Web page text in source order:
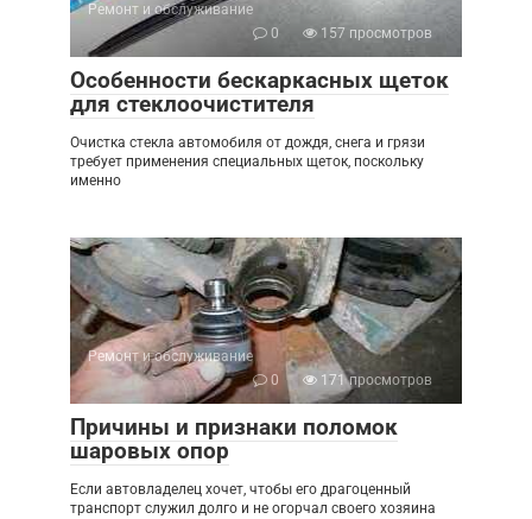
Ремонт и обслуживание
0
157 просмотров
Особенности бескаркасных щеток
для стеклоочистителя
Очистка стекла автомобиля от дождя, снега и грязи
требует применения специальных щеток, поскольку
именно
Ремонт и обслуживание
0
171 просмотров
Причины и признаки поломок
шаровых опор
Если автовладелец хочет, чтобы его драгоценный
транспорт служил долго и не огорчал своего хозяина